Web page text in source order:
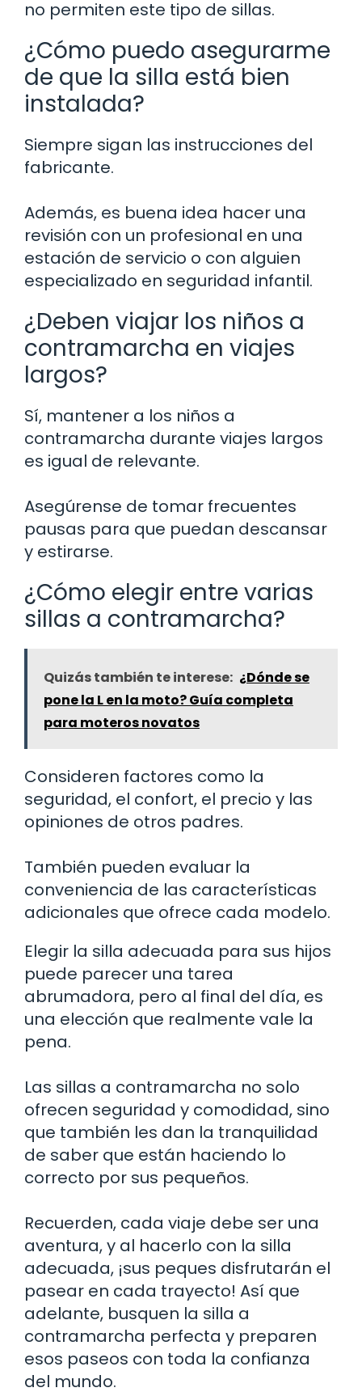
no permiten este tipo de sillas.
¿Cómo puedo asegurarme
de que la silla está bien
instalada?
Siempre sigan las instrucciones del
fabricante.
Además, es buena idea hacer una
revisión con un profesional en una
estación de servicio o con alguien
especializado en seguridad infantil.
¿Deben viajar los niños a
contramarcha en viajes
largos?
Sí, mantener a los niños a
contramarcha durante viajes largos
es igual de relevante.
Asegúrense de tomar frecuentes
pausas para que puedan descansar
y estirarse.
¿Cómo elegir entre varias
sillas a contramarcha?
Quizás también te interese: ¿Dónde se
pone la L en la moto? Guía completa
para moteros novatos
Consideren factores como la
seguridad, el confort, el precio y las
opiniones de otros padres.
También pueden evaluar la
conveniencia de las características
adicionales que ofrece cada modelo.
Elegir la silla adecuada para sus hijos
puede parecer una tarea
abrumadora, pero al final del día, es
una elección que realmente vale la
pena.
Las sillas a contramarcha no solo
ofrecen seguridad y comodidad, sino
que también les dan la tranquilidad
de saber que están haciendo lo
correcto por sus pequeños.
Recuerden, cada viaje debe ser una
aventura, y al hacerlo con la silla
adecuada, ¡sus peques disfrutarán el
pasear en cada trayecto! Así que
adelante, busquen la silla a
contramarcha perfecta y preparen
esos paseos con toda la confianza
del mundo.